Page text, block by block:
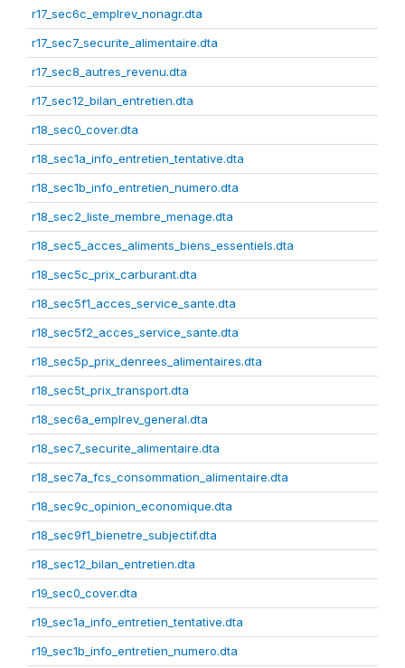
r17_sec6c_emplrev_nonagr.dta
r17_sec7_securite_alimentaire.dta
r17_sec8_autres_revenu.dta
r17_sec12_bilan_entretien.dta
r18_sec0_cover.dta
r18_sec1a_info_entretien_tentative.dta
r18_sec1b_info_entretien_numero.dta
r18_sec2_liste_membre_menage.dta
r18_sec5_acces_aliments_biens_essentiels.dta
r18_sec5c_prix_carburant.dta
r18_sec5f1_acces_service_sante.dta
r18_sec5f2_acces_service_sante.dta
r18_sec5p_prix_denrees_alimentaires.dta
r18_sec5t_prix_transport.dta
r18_sec6a_emplrev_general.dta
r18_sec7_securite_alimentaire.dta
r18_sec7a_fcs_consommation_alimentaire.dta
r18_sec9c_opinion_economique.dta
r18_sec9f1_bienetre_subjectif.dta
r18_sec12_bilan_entretien.dta
r19_sec0_cover.dta
r19_sec1a_info_entretien_tentative.dta
r19_sec1b_info_entretien_numero.dta